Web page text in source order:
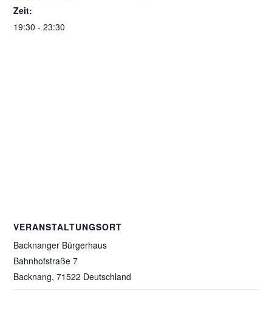
Zeit:
19:30 - 23:30
VERANSTALTUNGSORT
Backnanger Bürgerhaus
Bahnhofstraße 7
Backnang, 71522 Deutschland